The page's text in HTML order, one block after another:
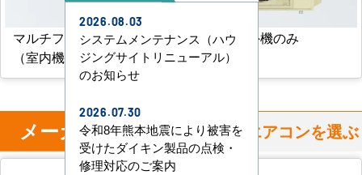
マルチフリービルトイン形
（室内機のみ）
マルチ室外機のみ
メーカー からハウジングエアコンを選ぶ
2026.08.03
システムメンテナンス（ハウ
ジングサイトリニューアル）
のお知らせ
2026.07.30
令和8年熊本地震により被害を
受けたダイキン製品の点検・
修理対応のご案内